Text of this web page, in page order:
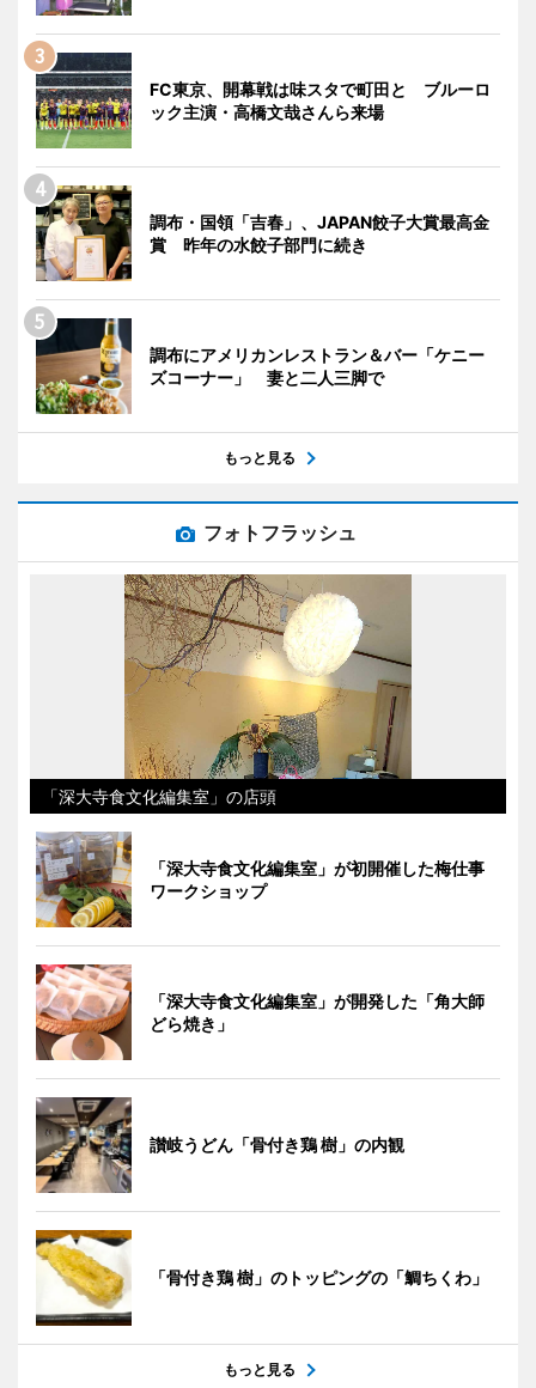
FC東京、開幕戦は味スタで町田と ブルーロ
ック主演・高橋文哉さんら来場
調布・国領「吉春」、JAPAN餃子大賞最高金
賞 昨年の水餃子部門に続き
調布にアメリカンレストラン＆バー「ケニー
ズコーナー」 妻と二人三脚で
もっと見る
フォトフラッシュ
「深大寺食文化編集室」の店頭
「深大寺食文化編集室」が初開催した梅仕事
ワークショップ
「深大寺食文化編集室」が開発した「角大師
どら焼き」
讃岐うどん「骨付き鶏 樹」の内観
「骨付き鶏 樹」のトッピングの「鯛ちくわ」
もっと見る